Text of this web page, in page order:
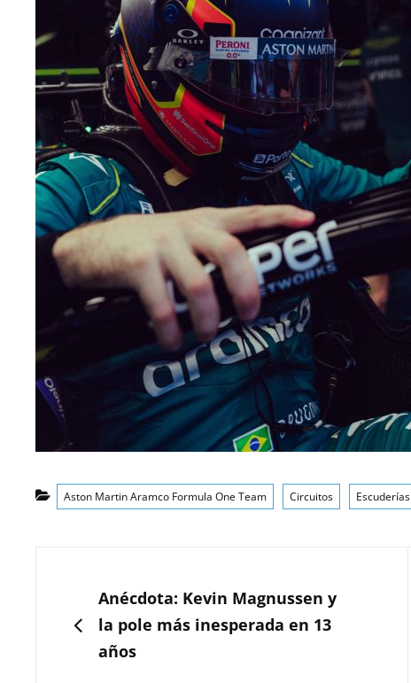
Categorías
Aston Martin Aramco Formula One Team Circuitos Escuderías
entradas
ANTERIOR
Anécdota: Kevin Magnussen y
la pole más inesperada en 13
años